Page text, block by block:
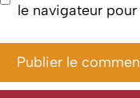
le navigateur